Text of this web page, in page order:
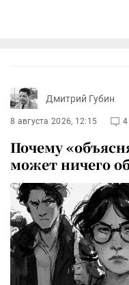
Дмитрий Губин
8 августа 2026, 12:15 4
Почему
может ничего